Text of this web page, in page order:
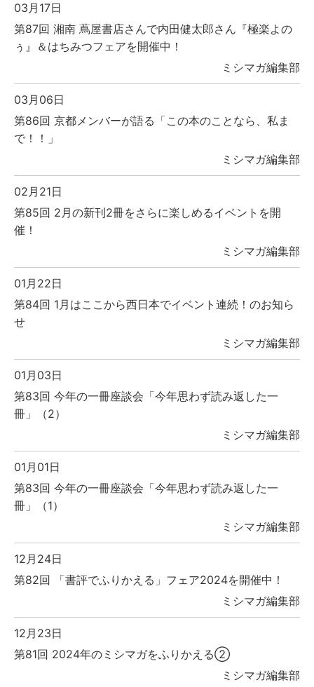
03月17日
第87回 湘南 蔦屋書店さんで内田健太郎さん『極楽よの
ぅ』＆はちみつフェアを開催中！
ミシマガ編集部
03月06日
第86回 京都メンバーが語る「この本のことなら、私ま
で！！」
ミシマガ編集部
02月21日
第85回 2月の新刊2冊をさらに楽しめるイベントを開
催！
ミシマガ編集部
01月22日
第84回 1月はここから西日本でイベント連続！のお知ら
せ
ミシマガ編集部
01月03日
第83回 今年の一冊座談会「今年思わず読み返した一
冊」（2）
ミシマガ編集部
01月01日
第83回 今年の一冊座談会「今年思わず読み返した一
冊」（1）
ミシマガ編集部
12月24日
第82回 「書評でふりかえる」フェア2024を開催中！
ミシマガ編集部
12月23日
第81回 2024年のミシマガをふりかえる②
ミシマガ編集部